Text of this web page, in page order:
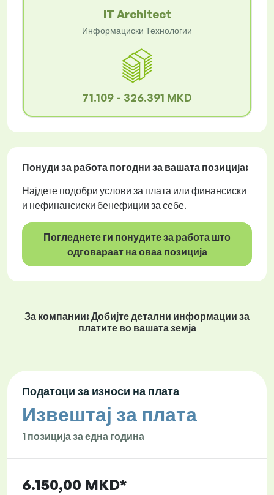
IT Architect
Информациски Технологии
71.109 - 326.391 MKD
Понуди за работа погодни за вашата позиција:
Најдете подобри услови за плата или финансиски
и нефинансиски бенефиции за себе.
Погледнете ги понудите за работа што
одговараат на оваа позиција
За компании: Добијте детални информации за
платите во вашата земја
Податоци за износи на плата
Извештај за плата
1 позиција за една година
6.150,00 MKD*